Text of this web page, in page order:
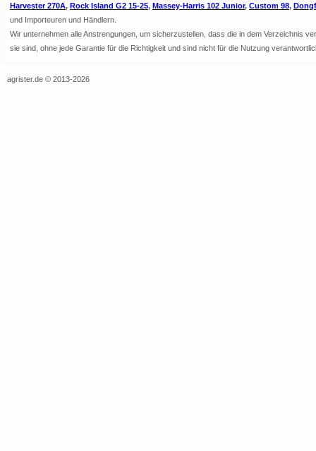
Harvester 270A, Rock Island G2 15-25, Massey-Harris 102 Junior, Custom 98,
und Importeuren und Händlern.
Wir unternehmen alle Anstrengungen, um sicherzustellen, dass die in dem Verzeichnis
sie sind, ohne jede Garantie für die Richtigkeit und sind nicht für die Nutzung
agrister.de © 2013-2026